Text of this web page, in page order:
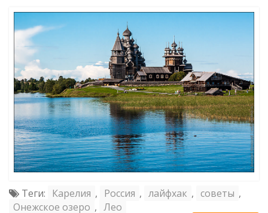
Теги: Карелия , Россия , лайфхак , советы ,
Онежское озеро , Лео